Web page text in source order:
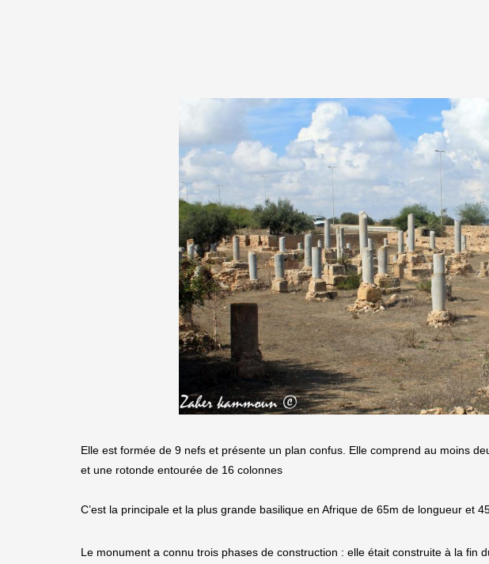
Elle est formée de 9 nefs et présente un plan confus. Elle comprend au moins
et une rotonde entourée de 16 colonnes
C’est la principale et la plus grande basilique en Afrique de 65m de longueur et
Le monument a connu trois phases de construction : elle était construite à la fin